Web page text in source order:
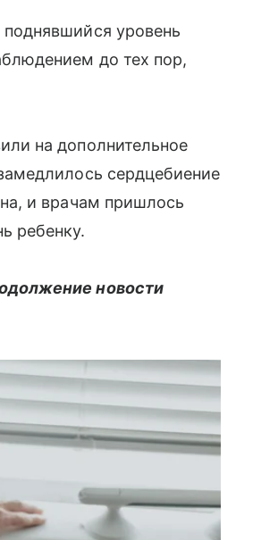
уровень
до тех пор,
на дополнительное
сердцебиение
и врачам пришлось
ребенку.
новости